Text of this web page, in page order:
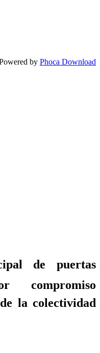
by Phoca Download
de puertas
compromiso
la colectividad